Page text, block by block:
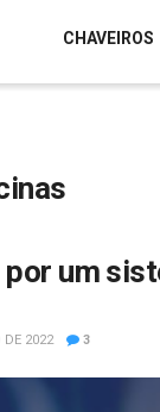
CHAVEIROS
um
DE 2022 3